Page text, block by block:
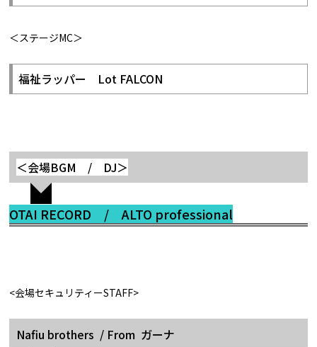
＜ステージMC＞
福祉ラッパー Lot FALCON
＜会場BGM / DJ＞
OTAI RECORD / ALTO professional
<会場セキュリティーSTAFF>
Nafiu brothers / From ガーナ